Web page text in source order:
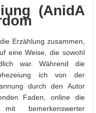
(AnidA
Erzählung zusammen,
eine Weise, die sowohl
war. Während die
ich von der
durch den Autor
Faden, online die
mit bemerkenswerter